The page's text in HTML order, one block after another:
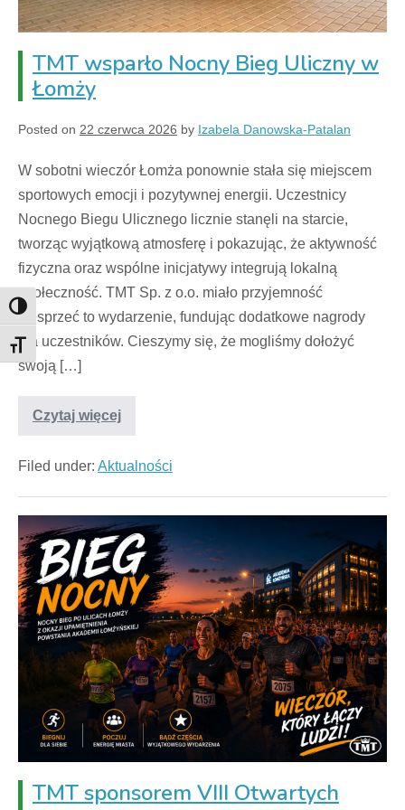
Toggle High Contrast
Toggle Font size
TMT wsparło Nocny Bieg Uliczny w
Łomży
Posted on 22 czerwca 2026 by Izabela Danowska-Patalan
W sobotni wieczór Łomża ponownie stała się miejscem
sportowych emocji i pozytywnej energii. Uczestnicy
Nocnego Biegu Ulicznego licznie stanęli na starcie,
tworząc wyjątkową atmosferę i pokazując, że aktywność
fizyczna oraz wspólne inicjatywy integrują lokalną
społeczność. TMT Sp. z o.o. miało przyjemność
wesprzeć to wydarzenie, fundując dodatkowe nagrody
dla uczestników. Cieszymy się, że mogliśmy dołożyć
swoją […]
Czytaj więcej
Filed under: Aktualności
TMT sponsorem VIII Otwartych